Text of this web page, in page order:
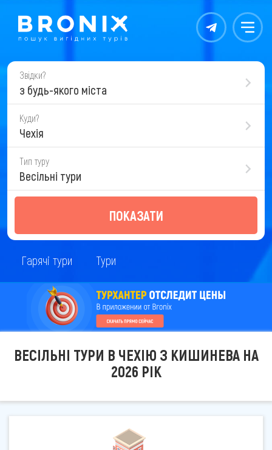
Контакты Меню
Звідки?
з будь-якого міста
Куди?
Чехія
Тип туру
Весільні тури
ПОКАЗАТИ
Гарячі тури Тури
ВЕСІЛЬНІ ТУРИ В ЧЕХІЮ З КИШИНЕВА НА
2026 РІК